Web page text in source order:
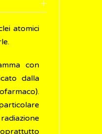
atomici
con
dalla